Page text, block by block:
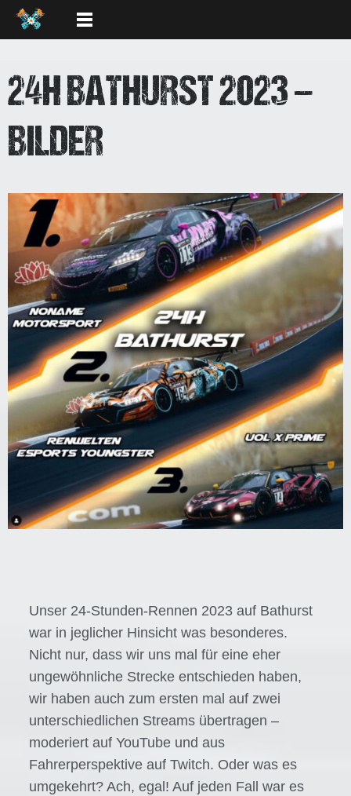
24H BATHURST 2023 –
BILDER
Unser 24-Stunden-Rennen 2023 auf Bathurst
war in jeglicher Hinsicht was besonderes.
Nicht nur, dass wir uns mal für eine eher
ungewöhnliche Strecke entschieden haben,
wir haben auch zum ersten mal auf zwei
unterschiedlichen Streams übertragen –
moderiert auf YouTube und aus
Fahrerperspektive auf Twitch. Oder was es
umgekehrt? Ach, egal! Auf jeden Fall war es